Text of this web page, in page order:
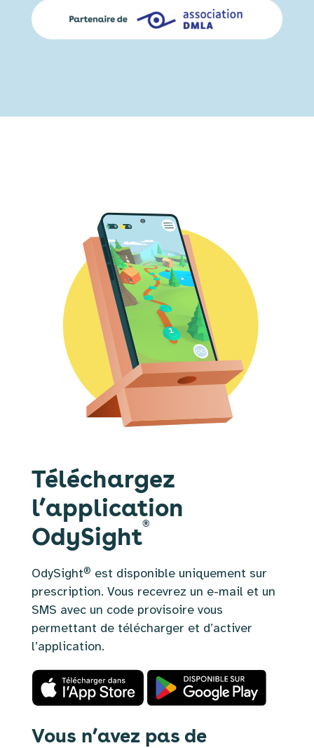
Téléchargez
l’application
OdySight
®
OdySight® est disponible uniquement sur
prescription. Vous recevrez un e-mail et un
SMS avec un code provisoire vous
permettant de télécharger et d’activer
l’application.
Vous n’avez pas de